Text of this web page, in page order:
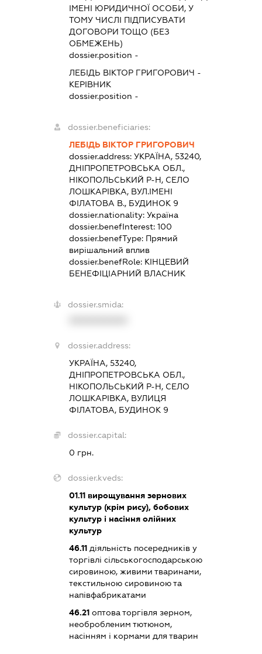
ІМЕНІ ЮРИДИЧНОЇ ОСОБИ, У
ТОМУ ЧИСЛІ ПІДПИСУВАТИ
ДОГОВОРИ ТОЩО (БЕЗ
ОБМЕЖЕНЬ)
dossier.position -
ЛЕБІДЬ ВІКТОР ГРИГОРОВИЧ -
КЕРІВНИК
dossier.position -
dossier.beneficiaries:
ЛЕБІДЬ ВІКТОР ГРИГОРОВИЧ
dossier.address: УКРАЇНА, 53240,
ДНІПРОПЕТРОВСЬКА ОБЛ.,
НІКОПОЛЬСЬКИЙ Р-Н, СЕЛО
ЛОШКАРІВКА, ВУЛ.ІМЕНІ
ФІЛАТОВА В., БУДИНОК 9
dossier.nationality: Україна
dossier.benefInterest: 100
dossier.benefType: Прямий
вирішальний вплив
dossier.benefRole: КІНЦЕВИЙ
БЕНЕФІЦІАРНИЙ ВЛАСНИК
dossier.smida:
dossier.address:
УКРАЇНА, 53240,
ДНІПРОПЕТРОВСЬКА ОБЛ.,
НІКОПОЛЬСЬКИЙ Р-Н, СЕЛО
ЛОШКАРІВКА, ВУЛИЦЯ
ФІЛАТОВА, БУДИНОК 9
dossier.capital:
0 грн.
dossier.kveds:
01.11вирощування зернових
культур (крім рису), бобових
культур і насіння олійних
культур
46.11діяльність посередників у
торгівлі сільськогосподарською
сировиною, живими тваринами,
текстильною сировиною та
напівфабрикатами
46.21оптова торгівля зерном,
необробленим тютюном,
насінням і кормами для тварин